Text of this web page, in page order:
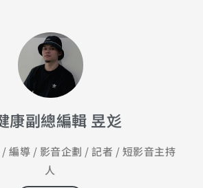
康副總編輯 昱彣
編導 / 影音企劃 / 記者 / 短影音主持
人